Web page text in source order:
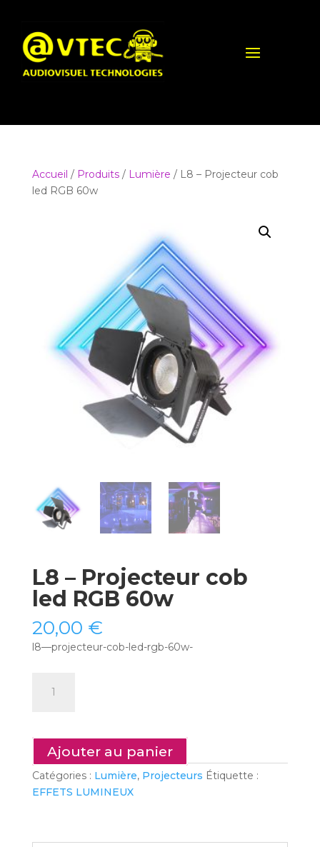
Accueil / Produits/ Lumière / L8 – Projecteur cob
led RGB 60w
L8 – Projecteur cob
led RGB 60w
20,00 €
l8—projecteur-cob-led-rgb-60w-
Projecteur
cob
led
RGB
Ajouter au panier
Catégories : Lumière, Projecteurs Étiquette :
EFFETS LUMINEUX